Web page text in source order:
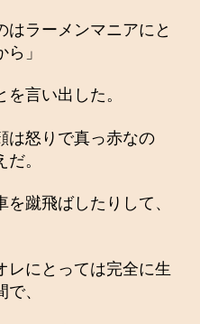
はラーメンマニアにと
」
言い出した。
は怒りで真っ赤なの
。
蹴飛ばしたりして、
レにとっては完全に生
、